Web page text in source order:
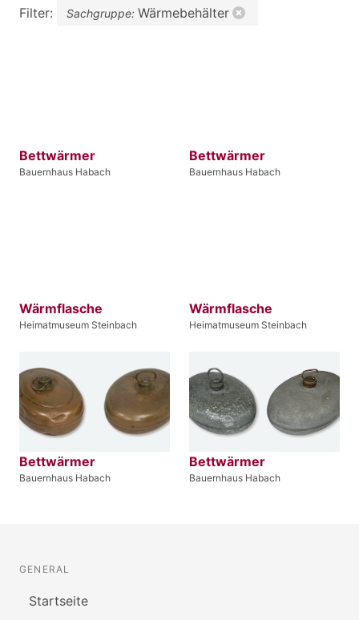
Filter: Sachgruppe: Wärmebehälter
Bettwärmer
Bauernhaus Habach
Bettwärmer
Bauernhaus Habach
Wärmflasche
Heimatmuseum Steinbach
Wärmflasche
Heimatmuseum Steinbach
Bettwärmer
Bauernhaus Habach
Bettwärmer
Bauernhaus Habach
GENERAL
Startseite